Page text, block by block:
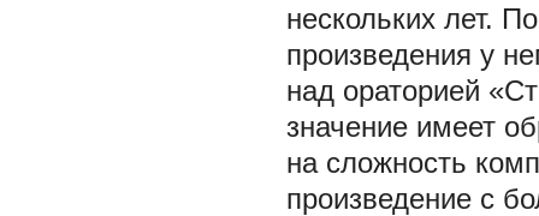
нескольких лет.
произведения у
над ораторией
значение имеет
на сложность
произведение с